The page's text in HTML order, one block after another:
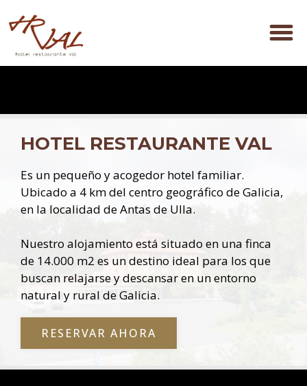
HOTEL RESTAURANTE VAL
Es un pequeño y acogedor hotel familiar.
Ubicado a 4 km del centro geográfico de Galicia,
en la localidad de Antas de Ulla.
Nuestro alojamiento está situado en una finca
de 14.000 m2 es un destino ideal para los que
buscan relajarse y descansar en un entorno
natural y rural de Galicia.
RESERVAR AHORA